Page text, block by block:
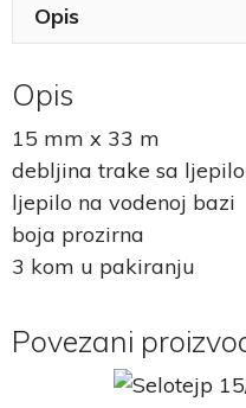
Opis
Opis
15 mm x 33 m
debljina trake sa
ljepilo na vodenoj bazi
boja prozirna
3 kom u pakiranju
Povezani